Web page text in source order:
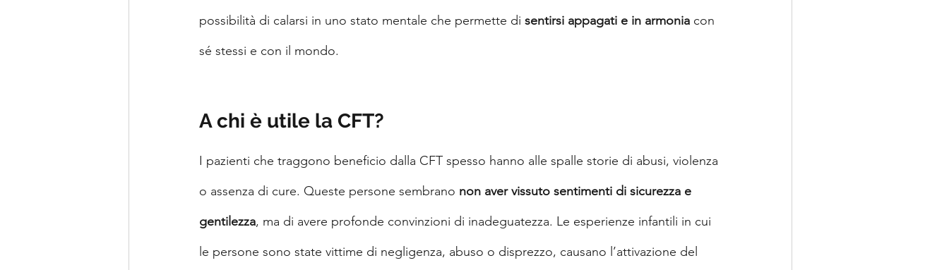
possibilità di calarsi in uno stato mentale che permette di sentirsi appagati e in armonia con
sé stessi e con il mondo.‍
A chi è utile la CFT?
I pazienti che traggono beneficio dalla CFT spesso hanno alle spalle storie di abusi, violenza
o assenza di cure. Queste persone sembrano non aver vissuto sentimenti di sicurezza e
gentilezza, ma di avere profonde convinzioni di inadeguatezza. Le esperienze infantili in cui
le persone sono state vittime di negligenza, abuso o disprezzo, causano l’attivazione del